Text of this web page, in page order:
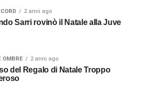
2 anni ago
Sarri rovinò il Natale alla Juve
OMBRE 2 anni ago
del Regalo di Natale Troppo